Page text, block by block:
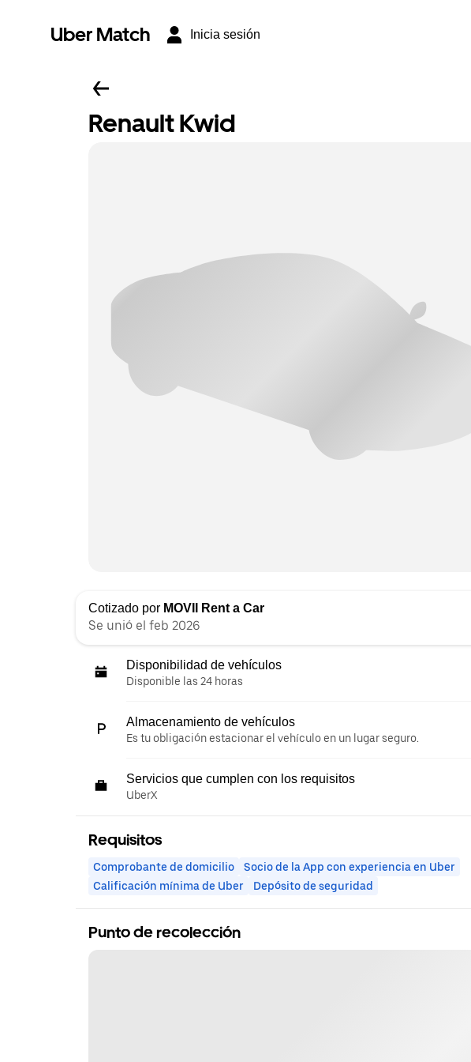
Uber Match Inicia sesión
Renault Kwid
Cotizado por MOVII Rent a Car
Se unió el feb 2026
Disponibilidad de vehículos
Disponible las 24 horas
Almacenamiento de vehículos
Es tu obligación estacionar el vehículo en un lugar seguro.
Servicios que cumplen con los requisitos
UberX
Requisitos
Comprobante de domicilio
Socio de la App con experiencia en Uber
Calificación mínima de Uber
Depósito de seguridad
Punto de recolección